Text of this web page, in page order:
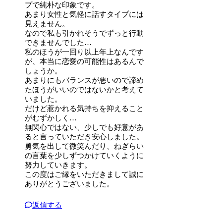
プで純朴な印象です。
あまり女性と気軽に話すタイプには
見えません。
なので私も引かれそうでずっと行動
できませんでした…
私のほうが一回り以上年上なんです
が、本当に恋愛の可能性はあるんで
しょうか。
あまりにもバランスが悪いので諦め
たほうがいいのではないかと考えて
いました。
だけど惹かれる気持ちを抑えること
がむずかしく…
無関心ではない、少しでも好意があ
ると言っていただき安心しました。
勇気を出して微笑んだり、ねぎらい
の言葉を少しずつかけていくように
努力していきます。
この度はご縁をいただきまして誠に
ありがとうございました。
返信する